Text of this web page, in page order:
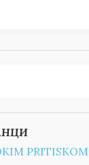
PRITISKOM